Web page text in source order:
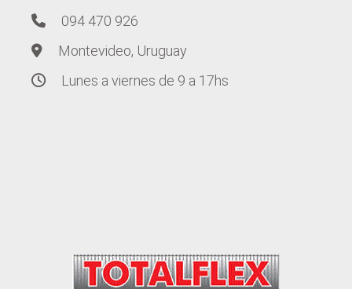
094 470 926
Montevideo, Uruguay
Lunes a viernes de 9 a 17hs